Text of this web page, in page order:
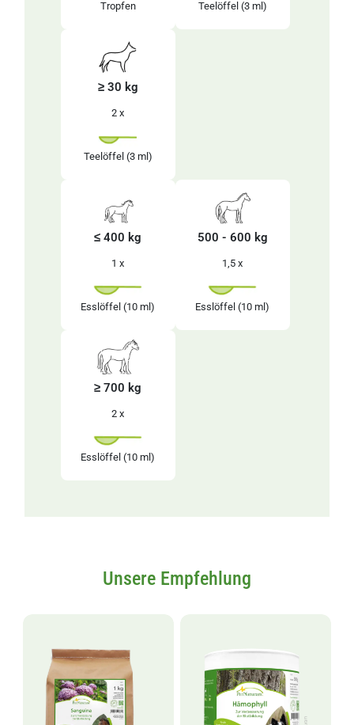
Tropfen Teelöffel (3 ml)
≥ 30 kg
2 x
Teelöffel (3 ml)
≤ 400 kg
1 x
Esslöffel (10 ml)
500 - 600 kg
1,5 x
Esslöffel (10 ml)
≥ 700 kg
2 x
Esslöffel (10 ml)
Unsere Empfehlung